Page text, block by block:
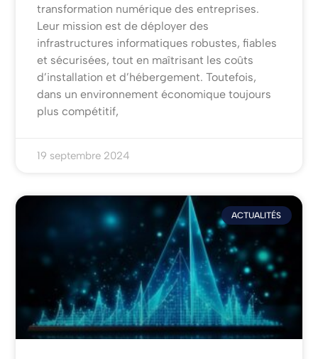
transformation numérique des entreprises.
Leur mission est de déployer des
infrastructures informatiques robustes, fiables
et sécurisées, tout en maîtrisant les coûts
d’installation et d’hébergement. Toutefois,
dans un environnement économique toujours
plus compétitif,
19 septembre 2024
ACTUALITÉS